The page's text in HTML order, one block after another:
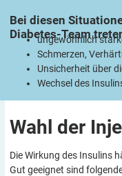
Bei diesen
Diabetes-Team
ungewöhnlich
Schmerzen,
Unsicherheit über
Wechsel des
Wahl der
Die Wirkung des Insulins
Gut geeignet sind